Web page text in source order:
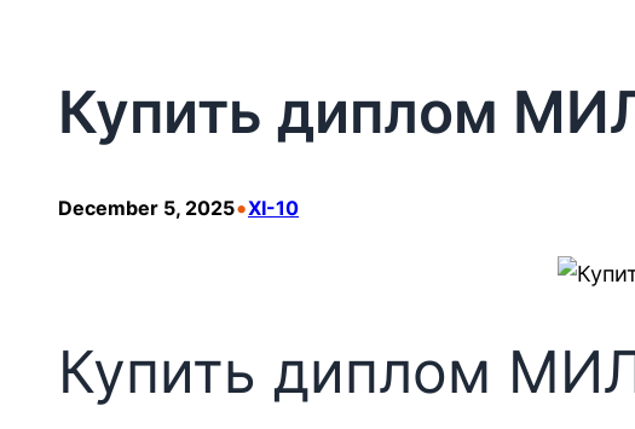
Купить диплом
December 5, 2025•XI-10
Купить диплом